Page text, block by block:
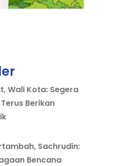
Wali Kota: Segera
Berikan
Sachrudin:
Bencana